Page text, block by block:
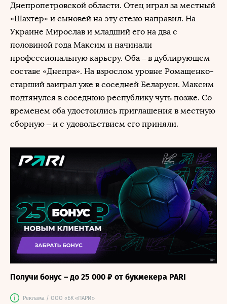
Днепропетровской области. Отец играл за местный
«Шахтер» и сыновей на эту стезю направил. На
Украине Мирослав и младший его на два с
половиной года Максим и начинали
профессиональную карьеру. Оба – в дублирующем
составе «Днепра». На взрослом уровне Ромащенко-
старший заиграл уже в соседней Беларуси. Максим
подтянулся в соседнюю республику чуть позже. Со
временем оба удостоились приглашения в местную
сборную – и с удовольствием его приняли.
Получи бонус – до 25 000 ₽ от букмекера PARI
Реклама / ООО «БК «ПАРИ»